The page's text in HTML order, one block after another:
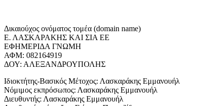
Δικαιούχος ονόματος τομέα (domain name)
Ε. ΛΑΣΚΑΡΑΚΗΣ ΚΑΙ ΣΙΑ ΕΕ
ΕΦΗΜΕΡΙΔΑ ΓΝΩΜΗ
ΑΦΜ: 082164919
ΔΟΥ: ΑΛΕΞΑΝΔΡΟΥΠΟΛΗΣ
Ιδιοκτήτης-Βασικός Μέτοχος: Λασκαράκης Εμμανουήλ
Νόμιμος εκπρόσωπος: Λασκαράκης Εμμανουήλ
Διευθυντής: Λασκαράκης Εμμανουήλ